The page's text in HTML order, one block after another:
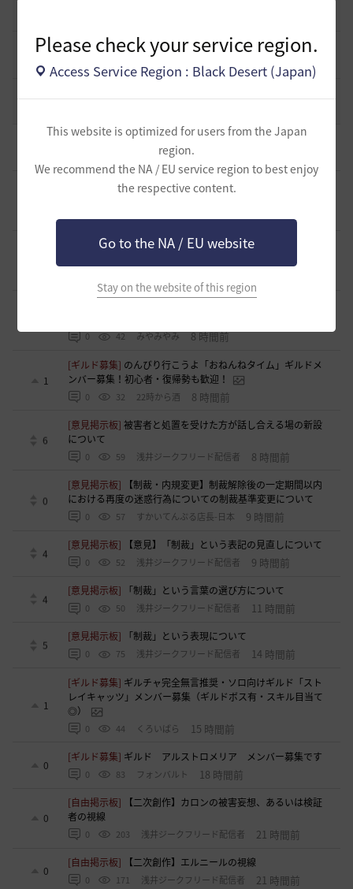
Please check your service region.
Access Service Region : Black Desert (Japan)
This website is optimized for users from the Japan
region.
We recommend the NA / EU service region to best enjoy
the respective content.
Go to the NA / EU website
Stay on the website of this region
8
エント研究室動画集
32.4K 黒い砂漠 2021.05.12
51
[ギルド募集] 【TrueWinter】ギルドメンバー募集
4 時間前
[ファンアート & 創作]Chat GPT で AI きせかえ （ ちょっと
0 20 ノウワン 6 時間前
[ギルド募集]🏠このゲーム世界にひとり佇む人へ／CASAギ
0 42 みやみやみ 8 時間前
1
[ギルド募集] のんびり行こうよ「おねんねタイム」ギルドメ
ンバー募集！初心者・復帰勢も歓迎！
0 32 22時から酒 8 時間前
6
[意見掲示板]被害者と処置を受けた方が話し合える場の新設
について
0 59 浅井ジークフリード配信者 8 時間前
0
[意見掲示板]
【制裁・内規変更】制裁解除後の一定期間以内
における再度の迷惑行為についての制裁基準変更について
0 57 すかいてんぷる店長-日本 9 時間前
4
[意見掲示板] 【意見】「制裁」という表記の見直しについて
0 52 浅井ジークフリード配信者 9 時間前
4
[意見掲示板] 「制裁」という言葉の選び方について
0 50 浅井ジークフリード配信者 11 時間前
5
[意見掲示板] 「制裁」という表現について
0 75 浅井ジークフリード配信者 14 時間前
1
[ギルド募集] ギルチャ完全無言推奨・ソロ向けギルド「スト
レイキャッツ」メンバー募集（ギルドボス有・スキル目当て
◎）
0 44 くろいばら 15 時間前
0
[ギルド募集] ギルド アルストロメリア メンバー募集です
0 83 フォンバルト 18 時間前
0
[自由掲示板]
【二次創作】カロンの被害妄想、あるいは検証
者の視線
0 203 浅井ジークフリード配信者 21 時間前
0
[自由掲示板] 【二次創作】エルニールの視線
0 171 浅井ジークフリード配信者 21 時間前